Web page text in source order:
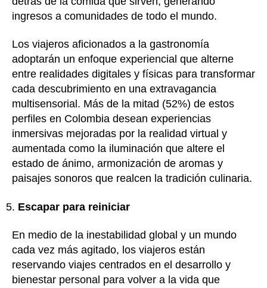
ingresos a comunidades de todo el mundo.
Los viajeros aficionados a la gastronomía
adoptarán un enfoque experiencial que alterne
entre realidades digitales y físicas para transformar
cada descubrimiento en una extravagancia
multisensorial. Más de la mitad (52%) de estos
perfiles en Colombia desean experiencias
inmersivas mejoradas por la realidad virtual y
aumentada como la iluminación que altere el
estado de ánimo, armonización de aromas y
paisajes sonoros que realcen la tradición culinaria.
Escapar para reiniciar
En medio de la inestabilidad global y un mundo
cada vez más agitado, los viajeros están
reservando viajes centrados en el desarrollo y
bienestar personal para volver a la vida que